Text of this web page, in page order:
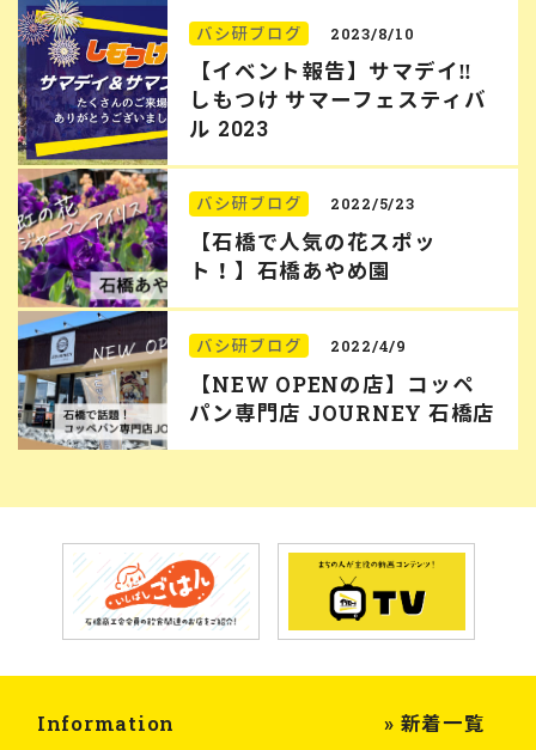
バシ研ブログ 2023/8/10
【イベント報告】サマデイ‼︎
しもつけ サマーフェスティバ
ル 2023
バシ研ブログ 2022/5/23
【石橋で人気の花スポッ
ト！】石橋あやめ園
バシ研ブログ 2022/4/9
【NEW OPENの店】コッペ
パン専門店 JOURNEY 石橋店
Information » 新着一覧